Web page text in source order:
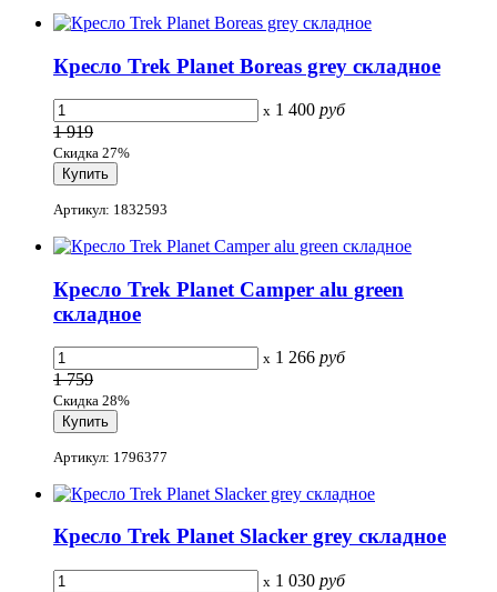
Кресло Trek Planet Boreas grey складное
x 1 400 руб
1 919
Скидка 27%
Артикул: 1832593
Кресло Trek Planet Camper alu green
складное
x 1 266 руб
1 759
Скидка 28%
Артикул: 1796377
Кресло Trek Planet Slacker grey складное
x 1 030 руб